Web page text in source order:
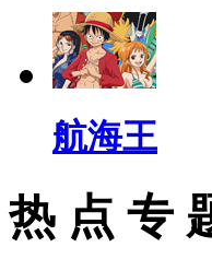
航海王
热 点 专